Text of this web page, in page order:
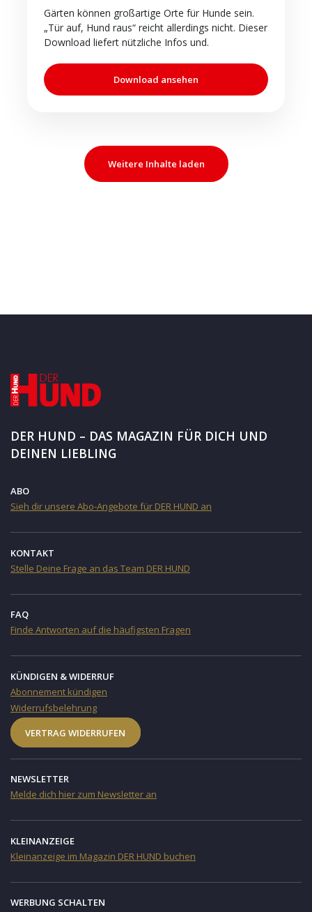
Gärten können großartige Orte für Hunde sein.
„Tür auf, Hund raus“ reicht allerdings nicht. Dieser
Download liefert nützliche Infos und.
Download ansehen
Weitere Inhalte laden
DER HUND – DAS MAGAZIN FÜR DICH UND
DEINEN LIEBLING
ABO
Sieh dir unsere Abo-Angebote für DER HUND an
KONTAKT
Stelle Deine Frage an das Team DER HUND
FAQ
Finde Antworten auf die häufigsten Fragen
KÜNDIGEN & WIDERRUF
Abonnement kündigen
Widerrufsbelehrung
VERTRAG WIDERRUFEN
NEWSLETTER
Melde dich hier zum Newsletter an
KLEINANZEIGE
Kleinanzeige im Magazin DER HUND buchen
WERBUNG SCHALTEN